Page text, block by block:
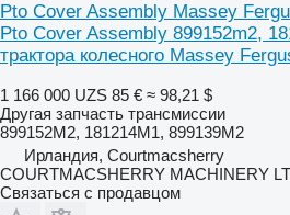
Pto Cover Assembly Massey
Pto Cover Assembly 899152m2,
трактора колесного Massey
1 166 000 UZS 85 € ≈ 98,21 $
Другая запчасть трансмиссии
899152M2, 181214M1, 899139M2
Ирландия, Courtmacsherry
COURTMACSHERRY MACHINERY
Связаться с продавцом